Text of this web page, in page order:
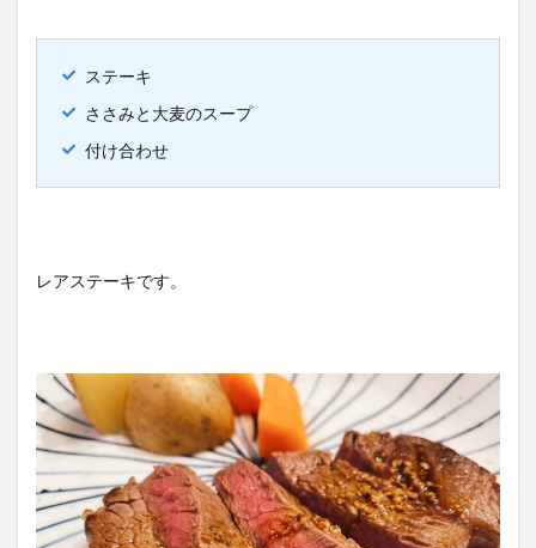
ステーキ
ささみと大麦のスープ
付け合わせ
レアステーキです。